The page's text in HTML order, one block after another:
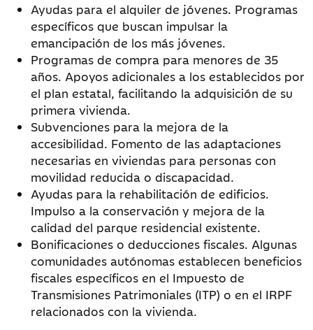
Ayudas para el alquiler de jóvenes. Programas
específicos que buscan impulsar la
emancipación de los más jóvenes.
Programas de compra para menores de 35
años. Apoyos adicionales a los establecidos por
el plan estatal, facilitando la adquisición de su
primera vivienda.
Subvenciones para la mejora de la
accesibilidad. Fomento de las adaptaciones
necesarias en viviendas para personas con
movilidad reducida o discapacidad.
Ayudas para la rehabilitación de edificios.
Impulso a la conservación y mejora de la
calidad del parque residencial existente.
Bonificaciones o deducciones fiscales. Algunas
comunidades autónomas establecen beneficios
fiscales específicos en el Impuesto de
Transmisiones Patrimoniales (ITP) o en el IRPF
relacionados con la vivienda.